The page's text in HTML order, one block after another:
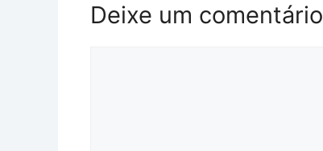
Deixe um comentário